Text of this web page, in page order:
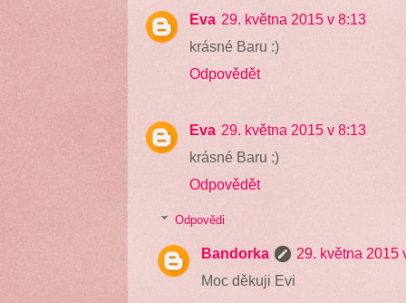
Eva 29. května 2015 v 8:13
krásné Baru :)
Odpovědět
Eva 29. května 2015 v 8:13
krásné Baru :)
Odpovědět
Odpovědi
Bandorka
29. května 2015
Moc děkuji Evi